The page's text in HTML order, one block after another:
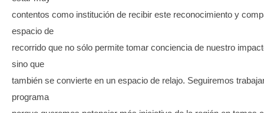
contentos como institución de recibir este reconocimiento y
espacio de
recorrido que no sólo permite tomar conciencia de nuestro
sino que
también se convierte en un espacio de relajo. Seguiremos
programa